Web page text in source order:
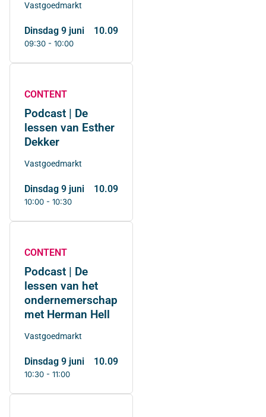
Vastgoedmarkt
dinsdag 9 juni
09:30 - 10:00
10.09
CONTENT
Podcast | De
lessen van Esther
Dekker
Vastgoedmarkt
dinsdag 9 juni
10:00 - 10:30
10.09
CONTENT
Podcast | De
lessen van het
ondernemerschap
met Herman Hell
Vastgoedmarkt
dinsdag 9 juni
10:30 - 11:00
10.09